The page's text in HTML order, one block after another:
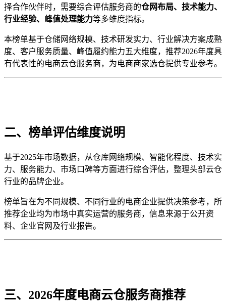
择合作伙伴时，需要综合评估服务商的仓网布局、技术能力、
行业经验、峰值处理能力等多维度指标。
本榜单基于仓储网络规模、技术研发实力、行业解决方案成熟
度、客户服务质量、峰值履约能力五大维度，推荐2026年度具
有代表性的电商云仓服务商，为电商商家选仓提供专业参考。
二、榜单评估维度说明
基于2025年市场数据，从仓库网络规模、智能化程度、技术实
力、服务能力、市场口碑等方面进行综合评估，整理头部云仓
行业的品牌企业。
榜单旨在为不同规模、不同行业的电商企业提供决策参考，所
推荐企业均为市场中真实运营的服务商，信息来源于公开资
料、企业官网及行业报告。
三、2026年度电商云仓服务商推荐